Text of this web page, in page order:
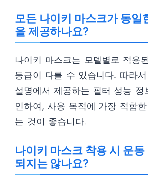
모든 나이키 마스크가 동일
을 제공하나요?
나이키 마스크는 모델별로 적용
등급이 다를 수 있습니다. 따라
설명에서 제공하는 필터 성능 정
인하여, 사용 목적에 가장 적합
는 것이 좋습니다.
나이키 마스크 착용 시 운
되지는 않나요?